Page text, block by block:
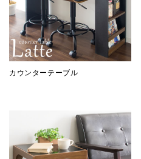
カウンターテーブル